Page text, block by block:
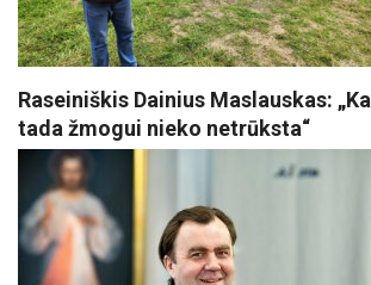
Raseiniškis Dainius Maslauskas:
tada žmogui nieko netrūksta“